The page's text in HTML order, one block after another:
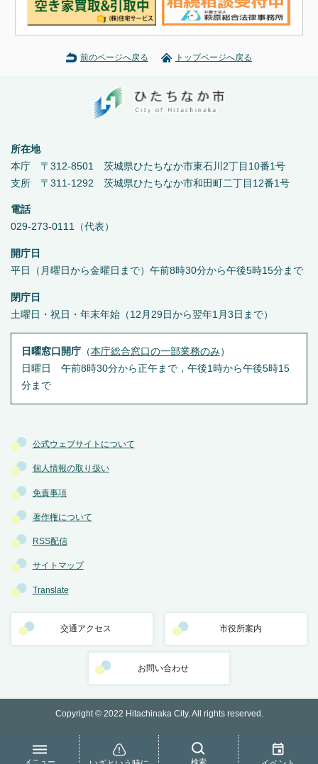
前のページへ戻る トップページへ戻る
メニュー 検索
公式ウェブサイトについて
個人情報の取り扱い
免責事項
著作権について
RSS配信
サイトマップ
Translate
交通アクセス 市役所案内
お問い合わせ
所在地
本庁 〒312-8501 茨城県ひたちなか市東石川2丁目10番1号
支所 〒311-1292 茨城県ひたちなか市和田町二丁目12番1号
電話
029-273-0111（代表）
開庁日
平日（月曜日から金曜日まで）午前8時30分から午後5時15分まで
閉庁日
土曜日・祝日・年末年始（12月29日から翌年1月3日まで）
日曜窓口開庁（本庁総合窓口の一部業務のみ ）
日曜日 午前8時30分から正午まで，午後1時から午後5時15
分まで
Copyright © 2022 Hitachinaka City. All rights reserved.